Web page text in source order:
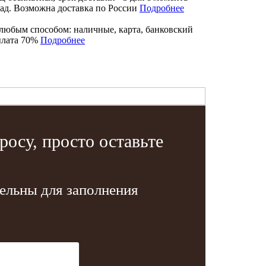
Возможна доставка по России Подробнее
способом: наличные, карта, банковский
70% Подробнее
просто оставьте
для заполнения